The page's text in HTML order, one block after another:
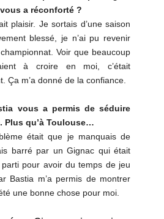
a réconforté ?
plaisir. Je sortais d’une saison
blessé, je n’ai pu revenir
Voir que beaucoup
à croire en moi, c’était
Ça m’a donné de la confiance.
vous a permis de séduire
Plus qu’à Toulouse…
était que je manquais de
barré par un Gignac qui était
parti pour avoir du temps de jeu
Bastia m’a permis de montrer
une bonne chose pour moi.